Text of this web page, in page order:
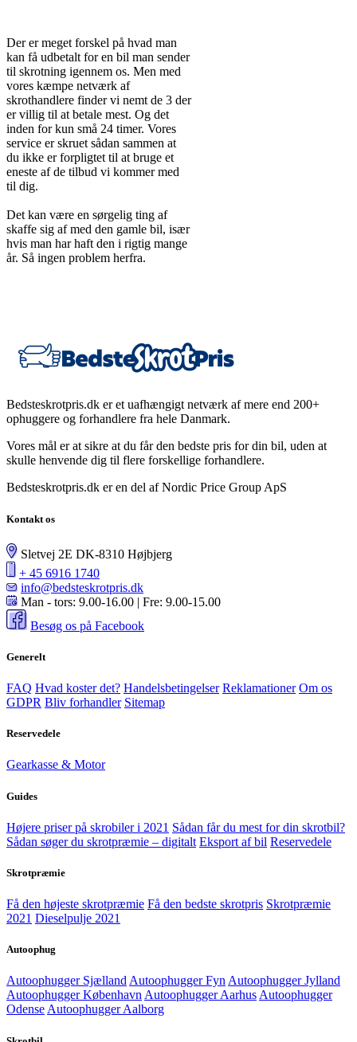
Der er meget forskel på hvad man
kan få udbetalt for en bil man sender
til skrotning igennem os. Men med
vores kæmpe netværk af
skrothandlere finder vi nemt de 3 der
er villig til at betale mest. Og det
inden for kun små 24 timer. Vores
service er skruet sådan sammen at
du ikke er forpligtet til at bruge et
eneste af de tilbud vi kommer med
til dig.
Det kan være en sørgelig ting af
skaffe sig af med den gamle bil, især
hvis man har haft den i rigtig mange
år. Så ingen problem herfra.
Bedsteskrotpris.dk er et uafhængigt netværk af mere end 200+
ophuggere og forhandlere fra hele Danmark.
Vores mål er at sikre at du får den bedste pris for din bil, uden at
skulle henvende dig til flere forskellige forhandlere.
Bedsteskrotpris.dk er en del af Nordic Price Group ApS
Kontakt os
Sletvej 2E DK-8310 Højbjerg
+ 45 6916 1740
info@bedsteskrotpris.dk
Man - tors: 9.00-16.00 | Fre: 9.00-15.00
Besøg os på Facebook
Generelt
FAQ Hvad koster det? Handelsbetingelser Reklamationer Om os
GDPR Bliv forhandler Sitemap
Reservedele
Gearkasse & Motor
Guides
Højere priser på skrobiler i 2021 Sådan får du mest for din skrotbil?
Sådan søger du skrotpræmie – digitalt Eksport af bil Reservedele
Skrotpræmie
Få den højeste skrotpræmie Få den bedste skrotpris Skrotpræmie
2021 Dieselpulje 2021
Autoophug
Autoophugger SjællandAutoophugger FynAutoophugger Jylland
Autoophugger KøbenhavnAutoophugger AarhusAutoophugger
OdenseAutoophugger Aalborg